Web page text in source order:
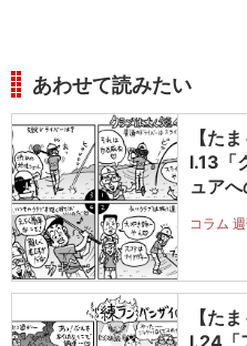
あわせて読みたい
【た
l.13「
ュア
コラム
【た